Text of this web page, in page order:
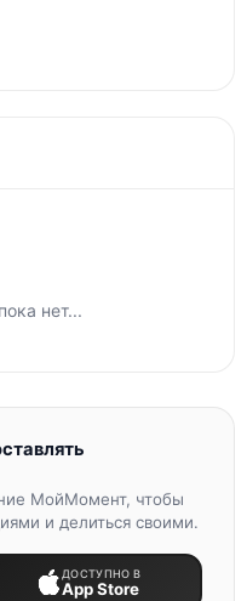
нет...
МойМомент, чтобы
и делиться своими.
ДОСТУПНО В
App Store